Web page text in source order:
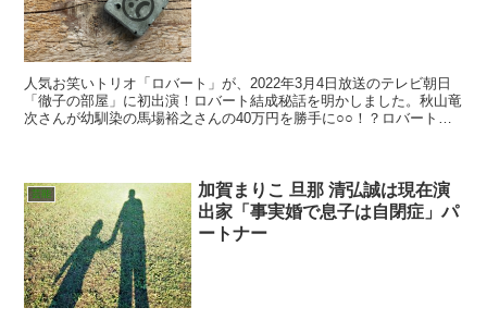
人気お笑いトリオ「ロバート」が、2022年3月4日放送のテレビ朝日
「徹子の部屋」に初出演！ロバート結成秘話を明かしました。秋山竜
次さんが幼馴染の馬場裕之さんの40万円を勝手に○○！？ロバートの
芸能
加賀まりこ 旦那 清弘誠は現在演
出家「事実婚で息子は自閉症」パ
ートナー